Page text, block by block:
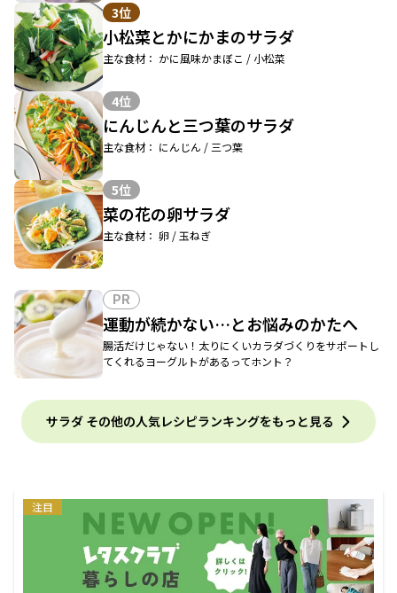
3位
小松菜とかにかまのサラダ
主な食材： かに風味かまぼこ / 小松菜
4位
にんじんと三つ葉のサラダ
主な食材： にんじん / 三つ葉
5位
菜の花の卵サラダ
主な食材： 卵 / 玉ねぎ
PR
運動が続かない…とお悩みのかたへ
腸活だけじゃない！太りにくいカラダづくりをサポートし
てくれるヨーグルトがあるってホント？
サラダ その他の人気レシピランキングをもっと見る
注目